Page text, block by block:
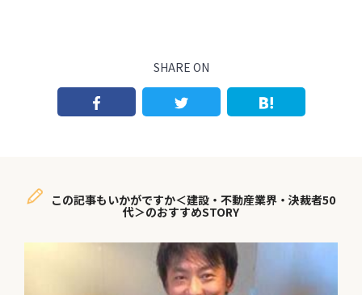
SHARE ON
この記事もいかがですか＜建設・不動産業界・決裁者50
代＞のおすすめSTORY